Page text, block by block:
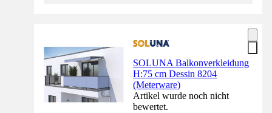
SOLUNA Balkonverkleidung
H:75 cm Dessin 8204
(Meterware)
Artikel wurde noch nicht
bewertet.